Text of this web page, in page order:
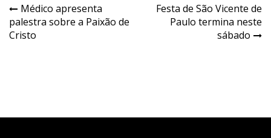
Navegação
de
Médico apresenta
palestra sobre a Paixão de
Cristo
Festa de São Vicente de
Paulo termina neste
sábado